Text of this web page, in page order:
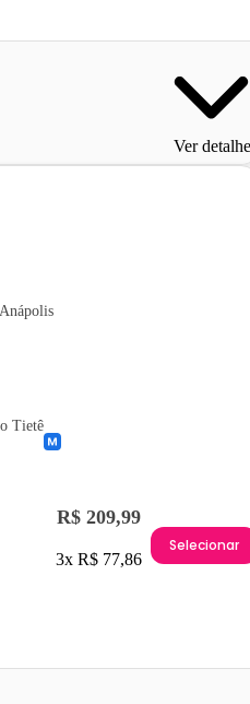
Ver
Tietê
R$ 209,99
3x R$ 77,86
Selecionar